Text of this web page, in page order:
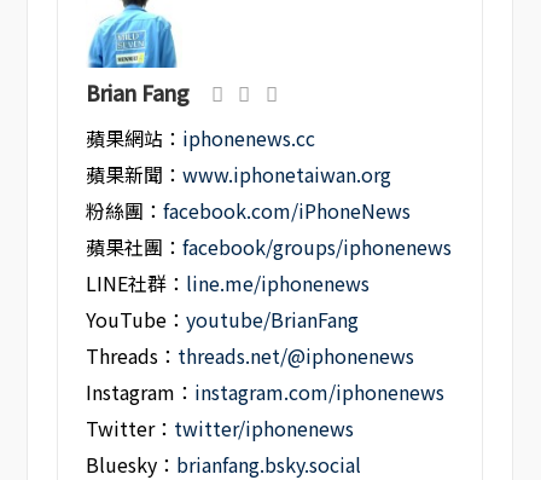
Brian Fang
蘋果網站： iphonenews.cc
蘋果新聞：www.iphonetaiwan.org
粉絲團：facebook.com/iPhoneNews
蘋果社團：facebook/groups/iphonenews
LINE社群： line.me/iphonenews
YouTube：youtube/BrianFang
Threads： threads.net/@iphonenews
Instagram： instagram.com/iphonenews
Twitter： twitter/iphonenews
Bluesky： brianfang.bsky.social